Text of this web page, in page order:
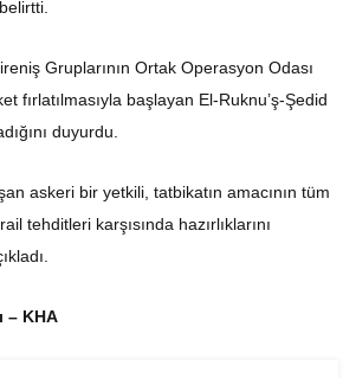
Gruplarının Ortak Operasyon Odası
fırlatılmasıyla başlayan El-Ruknu’ş-Şedid
duyurdu.
askeri bir yetkili, tatbikatın amacının tüm
tehditleri karşısında hazırlıklarını
– KHA